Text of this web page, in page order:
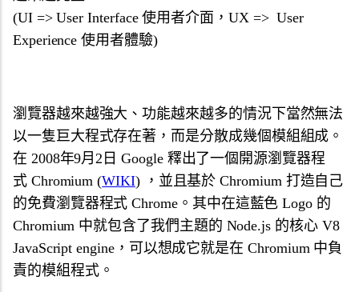
(UI => User Interface 使用者介面，UX => User
Experience 使用者體驗)
瀏覽器越來越強大、功能越來越多的情況下當然無法
以一隻巨大程式存在著，而是分散成幾個模組組成。
在 2008年9月2日 Google 釋出了一個開源瀏覽器程
式 Chromium (WIKI) ，並且基於 Chromium 打造自己
的免費瀏覽器程式 Chrome。其中在這藍色 Logo 的
Chromium 中就包含了我們主題的 Node.js 的核心 V8
JavaScript engine，可以想成它就是在 Chromium 中負
責的模組程式。